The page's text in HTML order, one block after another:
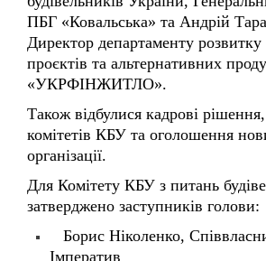
проєктів та альтернативних
«УКРФІНЖИТЛО».
Також відбулися кадрові рішення,
комітетів КБУ та оголошення
організації.
Для Комітету КБУ з питань
затверджено заступників голови:
Борис Ніколенко,
Імператив
Віталій Верещагін,